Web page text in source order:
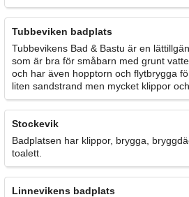
Tubbeviken badplats
Tubbevikens Bad & Bastu är en
som är bra för småbarn med grunt
och har även hopptorn och flytbrygga
liten sandstrand men mycket klippor
Stockevik
Badplatsen har klippor, brygga,
toalett.
Linnevikens badplats